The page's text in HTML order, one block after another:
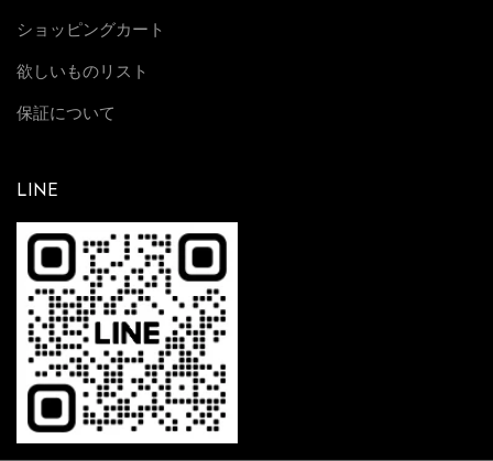
ショッピングカート
欲しいものリスト
保証について
LINE